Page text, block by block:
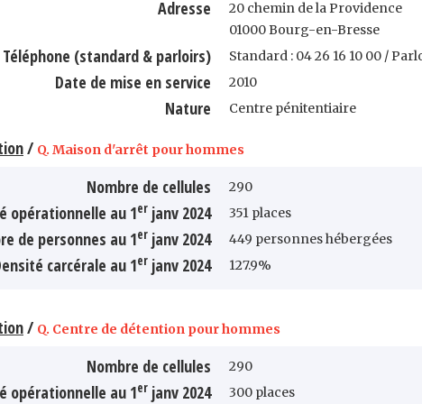
Adresse
20 chemin de la Providence
01000 Bourg-en-Bresse
Téléphone (standard & parloirs) Standard : 04 26 16 10 00 /
Date de mise en service 2010
Nature Centre pénitentiaire
/ Q. Maison d'arrêt pour hommes
Nombre de cellules 290
opérationnelle au 1er janv 2024 351 places
de personnes au 1er janv 2024 449 personnes hébergées
carcérale au 1er janv 2024 127.9%
/ Q. Centre de détention pour hommes
Nombre de cellules 290
opérationnelle au 1er janv 2024 300 places